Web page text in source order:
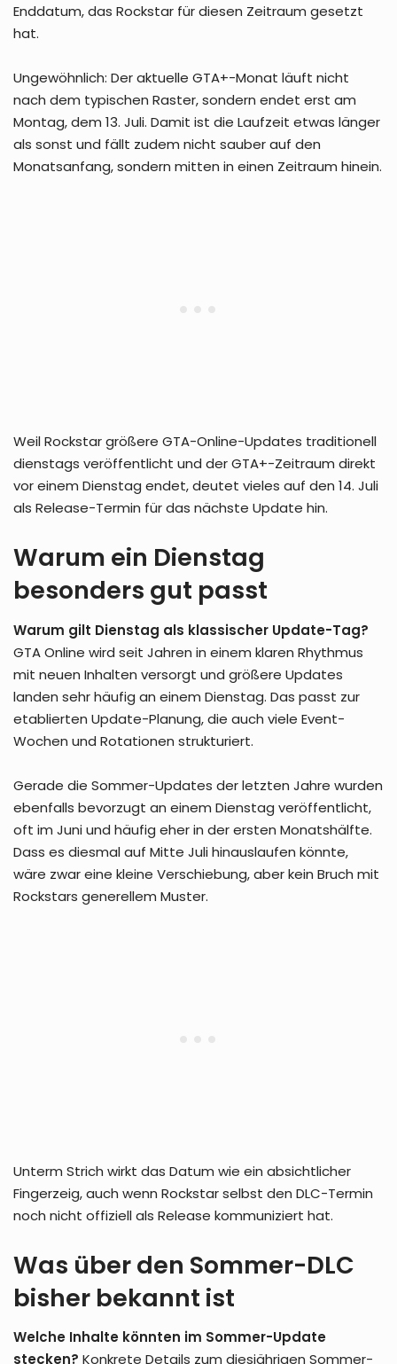
Enddatum, das Rockstar für diesen Zeitraum gesetzt
hat.
Ungewöhnlich: Der aktuelle GTA+-Monat läuft nicht
nach dem typischen Raster, sondern endet erst am
Montag, dem 13. Juli. Damit ist die Laufzeit etwas länger
als sonst und fällt zudem nicht sauber auf den
Monatsanfang, sondern mitten in einen Zeitraum hinein.
Weil Rockstar größere GTA-Online-Updates traditionell
dienstags veröffentlicht und der GTA+-Zeitraum direkt
vor einem Dienstag endet, deutet vieles auf den 14. Juli
als Release-Termin für das nächste Update hin.
Warum ein Dienstag
besonders gut passt
Warum gilt Dienstag als klassischer Update-Tag?
GTA Online wird seit Jahren in einem klaren Rhythmus
mit neuen Inhalten versorgt und größere Updates
landen sehr häufig an einem Dienstag. Das passt zur
etablierten Update-Planung, die auch viele Event-
Wochen und Rotationen strukturiert.
Gerade die Sommer-Updates der letzten Jahre wurden
ebenfalls bevorzugt an einem Dienstag veröffentlicht,
oft im Juni und häufig eher in der ersten Monatshälfte.
Dass es diesmal auf Mitte Juli hinauslaufen könnte,
wäre zwar eine kleine Verschiebung, aber kein Bruch mit
Rockstars generellem Muster.
Unterm Strich wirkt das Datum wie ein absichtlicher
Fingerzeig, auch wenn Rockstar selbst den DLC-Termin
noch nicht offiziell als Release kommuniziert hat.
Was über den Sommer-DLC
bisher bekannt ist
Welche Inhalte könnten im Sommer-Update
stecken? Konkrete Details zum diesjährigen Sommer-